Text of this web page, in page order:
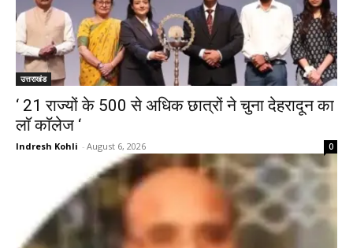
उत्तराखंड
‘ 21 राज्यों के 500 से अधिक छात्रों ने चुना देहरादून का
लाॅ काॅलेज ‘
Indresh Kohli - August 6, 2026 0